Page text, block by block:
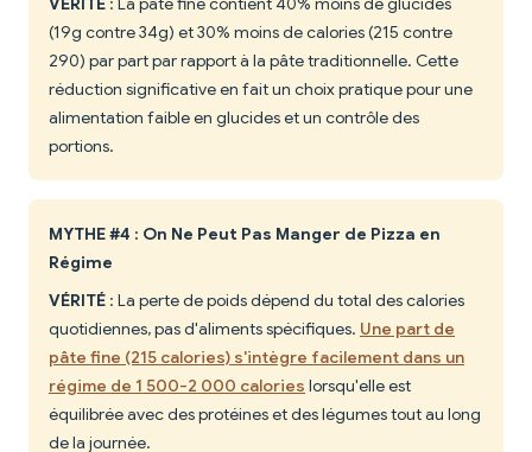
(19g contre 34g) et 30% moins de calories (215 contre
290) par part par rapport à la pâte traditionnelle. Cette
réduction significative en fait un choix pratique pour une
alimentation faible en glucides et un contrôle des
portions.
MYTHE #4 : On Ne Peut Pas Manger de Pizza en
Régime
VÉRITÉ : La perte de poids dépend du total des calories
quotidiennes, pas d'aliments spécifiques. Une part de
pâte fine (215 calories) s'intègre facilement dans un
régime de 1 500-2 000 calories lorsqu'elle est
équilibrée avec des protéines et des légumes tout au long
de la journée.